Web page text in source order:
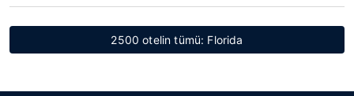
2500 otelin tümü: Florida